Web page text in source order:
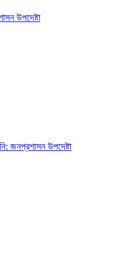
উপদেষ্টা
জনপ্রশাসন উপদেষ্টা